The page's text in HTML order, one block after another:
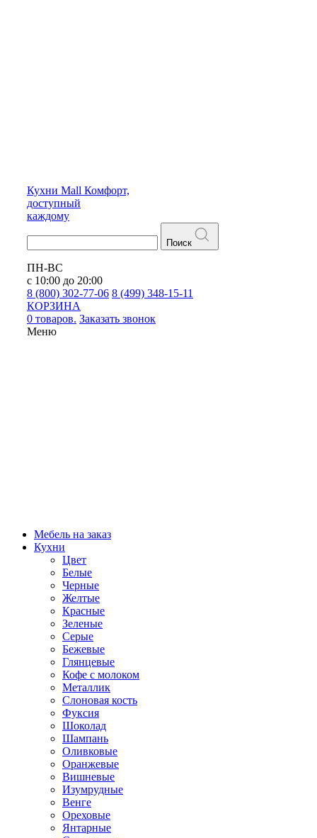
Кухни Mall Комфорт,
доступный
каждому
Поиск
ПН-ВС
с 10:00 до 20:00
8 (800) 302-77-06 8 (499) 348-15-11
КОРЗИНА
0 товаров. Заказать звонок
Меню
Мебель на заказ
Кухни
Цвет
Белые
Черные
Желтые
Красные
Зеленые
Серые
Бежевые
Глянцевые
Кофе с молоком
Металлик
Слоновая кость
Фуксия
Шоколад
Шампань
Оливковые
Оранжевые
Вишневые
Изумрудные
Венге
Ореховые
Янтарные